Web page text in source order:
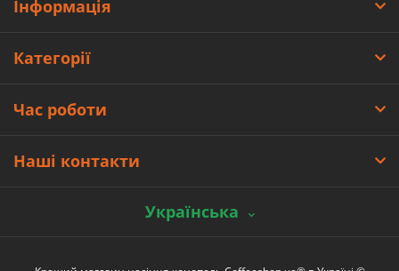
Інформація
Категорії
Час роботи
Наші контакти
Українська